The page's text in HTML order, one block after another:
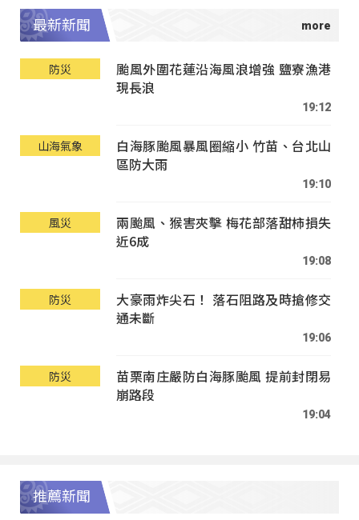
最新新聞
防災
颱風外圍花蓮沿海風浪增強 鹽寮漁港
現長浪
19:12
山海氣象
白海豚颱風暴風圈縮小 竹苗、台北山
區防大雨
19:10
風災
兩颱風、猴害夾擊 梅花部落甜柿損失
近6成
19:08
防災
大豪雨炸尖石！ 落石阻路及時搶修交
通未斷
19:06
防災
苗栗南庄嚴防白海豚颱風 提前封閉易
崩路段
19:04
推薦新聞